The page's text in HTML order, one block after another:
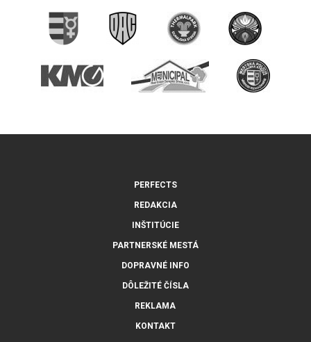
PERFECTS
REDAKCIA
INŠTITÚCIE
PARTNERSKÉ MESTÁ
DOPRAVNÉ INFO
DÔLEŽITÉ ČÍSLA
REKLAMA
KONTAKT